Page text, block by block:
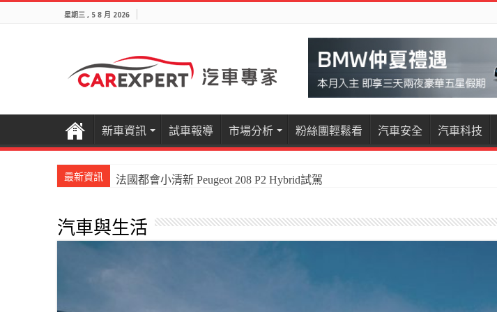
星期三 , 5 8 月 2026
新車資訊 試車報導 市場分析 粉絲團輕鬆看 汽車安全 汽車科技
最新資訊 國產電油休旅新王者Honda CR-V e:HEV Prestige試駕
汽車與生活